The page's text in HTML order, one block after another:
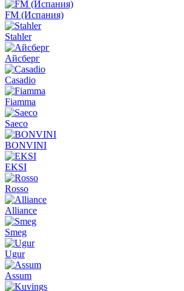
FM (Испания)
Stahler
Айсберг
Casadio
Fiamma
Saeco
BONVINI
EKSI
Rosso
Alliance
Smeg
Ugur
Assum